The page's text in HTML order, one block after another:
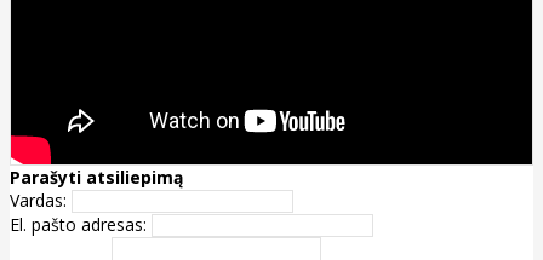
Parašyti atsiliepimą
Vardas:
El. pašto adresas: